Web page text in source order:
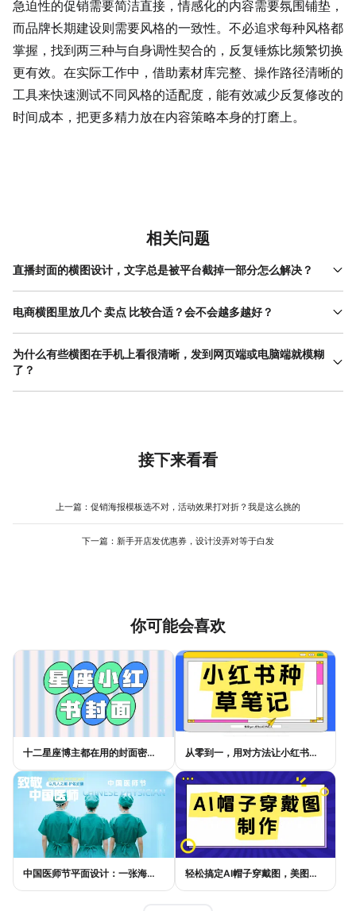
急迫性的促销需要简洁直接，情感化的内容需要氛围铺垫，
而品牌长期建设则需要风格的一致性。不必追求每种风格都
掌握，找到两三种与自身调性契合的，反复锤炼比频繁切换
更有效。在实际工作中，借助素材库完整、操作路径清晰的
工具来快速测试不同风格的适配度，能有效减少反复修改的
时间成本，把更多精力放在内容策略本身的打磨上。
相关问题
直播封面的横图设计，文字总是被平台截掉一部分怎么解决？
各平台对横图的安全区域要求不同。抖音直播封面建议核心信息放
在中间 800x600 像素内，两侧各留 10% 边距；微信公众号封面则
格、日期、福利点，务必避开边缘位置。
电商横图里放几个 卖点 比较合适？会不会越多越好？
横向空间虽宽，但用户视线停留时间通常不超过 1 秒。建议采
用"1+1+1"结构：一个主标题抓注意，一个核心卖点讲差异，一个
行动指引促点击。如果产品功能复杂，可用图标横向排列三个卖
为什么有些横图在手机上看很清晰，发到网页端或电脑端就模糊
了？
这通常是因为输出分辨率与平台压缩机制不匹配。建议横图输出宽
备上实际查看，不要仅凭设计软件内的缩放判断清晰度。
接下来看看
上一篇： 促销海报模板选不对，活动效果打对折？我是这么挑的
下一篇： 新手开店发优惠券，设计没弄对等于白发
你可能会喜欢
十二星座博主都在用的封面密码，星座小红书封面标题这样写才吸睛 从零到一，用对方法让小红书种草笔记的流量自己找上门
中国医师节平面设计：一张海报如何讲好白衣故事 轻松搞定AI帽子穿戴图，美图设计室电商主图教程